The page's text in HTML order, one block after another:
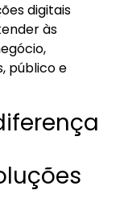
digitais
às
público e